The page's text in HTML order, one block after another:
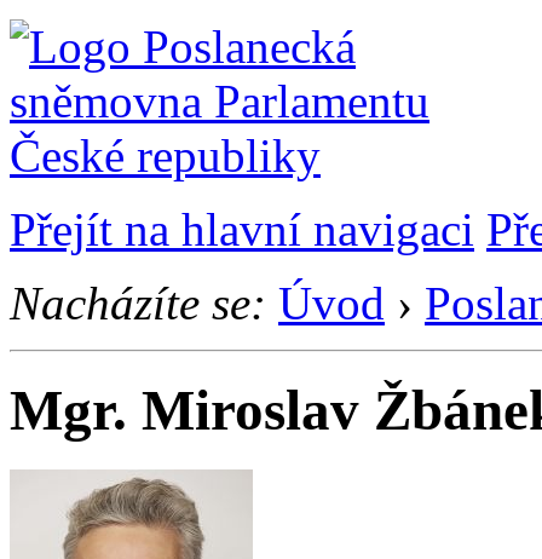
Přejít na hlavní navigaci
Nacházíte se: Úvod ›
Mgr. Miroslav